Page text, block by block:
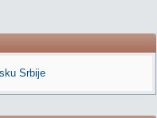
Srbije